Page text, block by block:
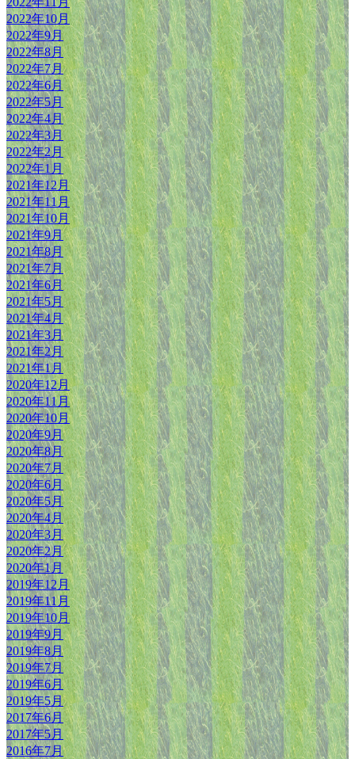
2022年10月
2022年9月
2022年8月
2022年7月
2022年6月
2022年5月
2022年4月
2022年3月
2022年2月
2022年1月
2021年12月
2021年11月
2021年10月
2021年9月
2021年8月
2021年7月
2021年6月
2021年5月
2021年4月
2021年3月
2021年2月
2021年1月
2020年12月
2020年11月
2020年10月
2020年9月
2020年8月
2020年7月
2020年6月
2020年5月
2020年4月
2020年3月
2020年2月
2020年1月
2019年12月
2019年11月
2019年10月
2019年9月
2019年8月
2019年7月
2019年6月
2019年5月
2017年6月
2017年5月
2016年7月